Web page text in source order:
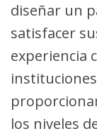
diseñar un
satisfacer
experiencia
los niveles